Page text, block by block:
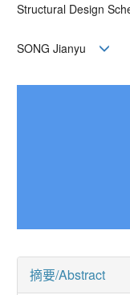
Structural Design
SONG Jianyu
摘要/Abstract